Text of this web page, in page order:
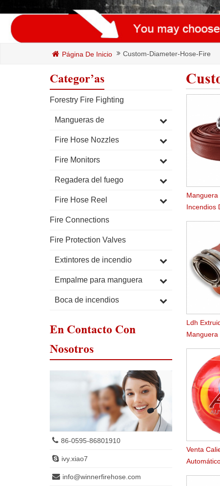
Página De Inicio Custom-Diameter-Hose-Fire
Categorías
Forestry Fire Fighting
Mangueras de
Fire Hose Nozzles
Fire Monitors
Regadera del fuego
Fire Hose Reel
Fire Connections
Fire Protection Valves
Extintores de incendio
Empalme para manguera
Boca de incendios
En Contacto Con
Nosotros
86-0595-86801910
ivy.xiao7
info@winnerfirehose.com
Manguera
Incendios
Ldh
Venta